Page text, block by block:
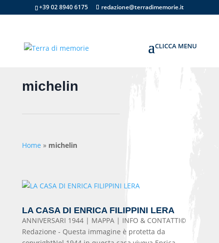
+39 02 8940 6175 redazione@terradimemorie.it
michelin
Home » michelin
LA CASA DI ENRICA FILIPPINI LERA
ANNIVERSARI 1944 | MAPPA | INFO & CONTATTI©
Redazione - Questa immagine è protetta da